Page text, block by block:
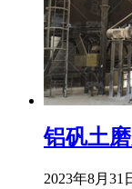
铝矾土
2023年8月